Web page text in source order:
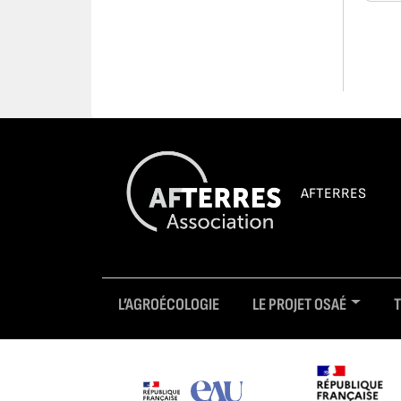
AFTERRES
L’AGROÉCOLOGIE LE PROJET OSAÉ